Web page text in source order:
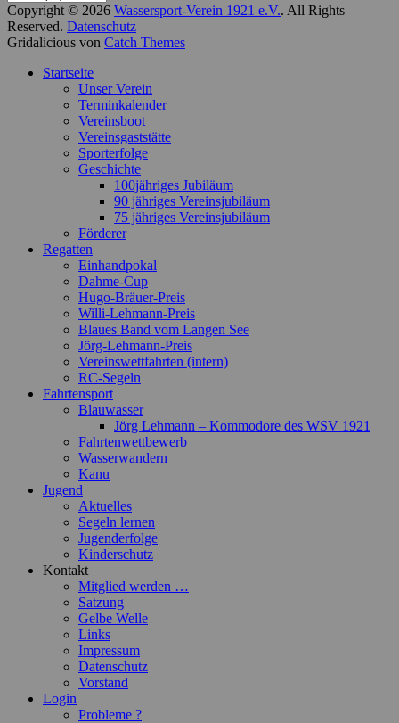
Copyright © 2026 Wassersport-Verein 1921 e.V.. All Rights
Reserved. Datenschutz
Gridalicious von Catch Themes
oben
Startseite
Unser Verein
Terminkalender
Vereinsboot
Vereinsgaststätte
Sporterfolge
Geschichte
100jähriges Jubiläum
90 jähriges Vereinsjubiläum
75 jähriges Vereinsjubiläum
Förderer
Regatten
Einhandpokal
Dahme-Cup
Hugo-Bräuer-Preis
Willi-Lehmann-Preis
Blaues Band vom Langen See
Jörg-Lehmann-Preis
Vereinswettfahrten (intern)
RC-Segeln
Fahrtensport
Blauwasser
Jörg Lehmann – Kommodore des WSV 1921
Fahrtenwettbewerb
Wasserwandern
Kanu
Jugend
Aktuelles
Segeln lernen
Jugenderfolge
Kinderschutz
Kontakt
Mitglied werden …
Satzung
Gelbe Welle
Links
Impressum
Datenschutz
Vorstand
Login
Probleme ?